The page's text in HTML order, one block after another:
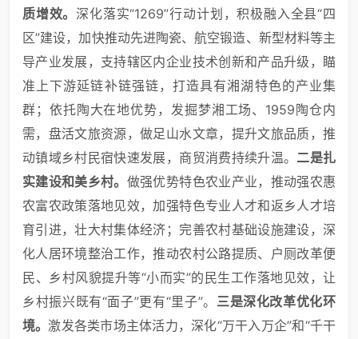
质增效。深化落实“1269”行动计划，积极融入全县“四
区”建设，加快推动先进陶瓷、航空锻造、新型材料等主
导产业发展，支持辖区内企业技术创新和产品升级，瞄
准上下游延链补链强链，打造具有湘湖特色的产业集
群；依托陶大在地优势，发掘梦湘工场、1959陶仓内
需，盘活文旅资源，做足山水文章，提升文旅品质，推
动镇域乡村民宿快速发展，商贸消费持续升温。 二是扎
实建设和美乡村。 做强优势特色农业产业，推动强农惠
农富农政策落地见效，加强特色专业人才和返乡人才培
育引进，壮大村集体经济；完善农村基础设施建设，深
化人居环境整治工作，推动农村公路提质、户厕改革便
民、乡村风貌提升等“小而实”的民生工作落地见效，让
乡村振兴既有“面子”更有“里子”。 三是深化改革优化环
境。激发各类市场主体活力，深化“万干入万企”和“千干